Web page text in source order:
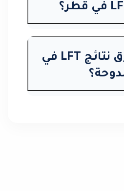
كم تستغرق نتائج LFT في